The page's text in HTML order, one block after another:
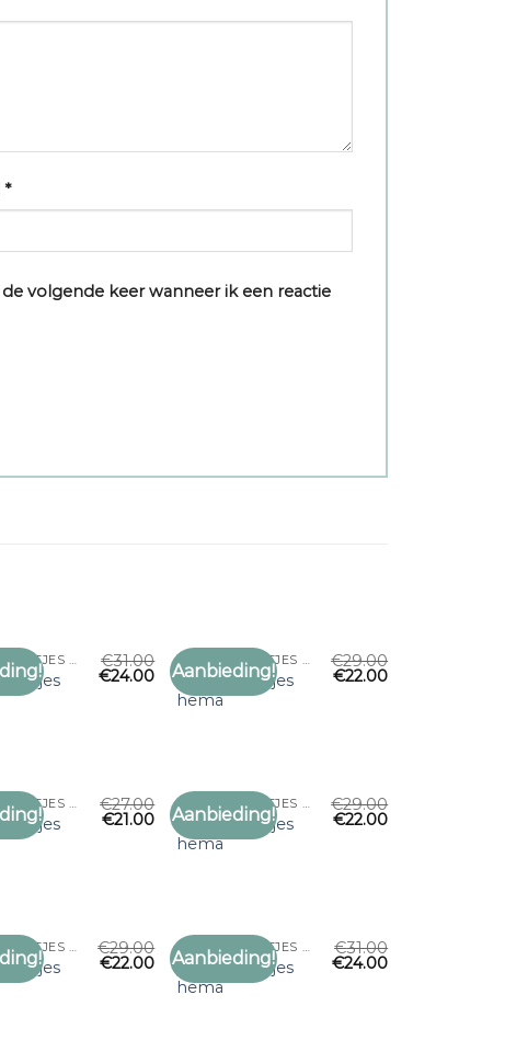
*
volgende keer wanneer ik een reactie
Toevoegen
DUNNE SJAALTJES HEMA €31.00
€24.00 Aanbieding!
Toevoegen
DUNNE SJAALTJES HEMA
dunne sjaaltjes
hema
€29.00
€22.00
Toevoegen
DUNNE SJAALTJES HEMA €27.00
€21.00 Aanbieding!
Toevoegen
DUNNE SJAALTJES HEMA
dunne sjaaltjes
hema
€29.00
€22.00
Toevoegen
DUNNE SJAALTJES HEMA €29.00
€22.00 Aanbieding!
Toevoegen
DUNNE SJAALTJES HEMA
dunne sjaaltjes
hema
€31.00
€24.00